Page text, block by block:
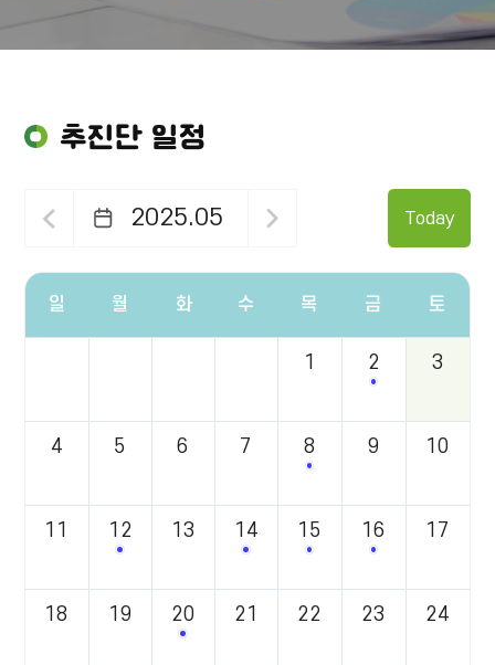
추진단 일정
2025.05 Today
요
보
일 월 화 수 목 금 토
1 2
2기 로컬크리
3
4 5 6 7 8
2기 주민연구반 OT
9 10
11 12
2025년 힐링 정원 아카데미 교육생 모집
13 14
4기 휴피움 2단계 선정 단체
15
3기 힐링콘텐츠 맞춤
16
4기 휴피움
17
18 19 20
3기 힐링콘텐츠 맞춤드림사업 선정
21 22 23 24